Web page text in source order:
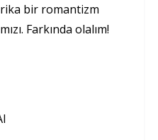
bir romantizm
Farkında olalım!